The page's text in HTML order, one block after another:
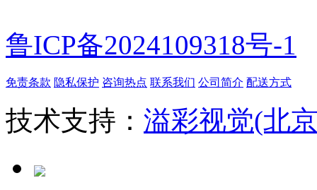
鲁ICP备2024109318号-1
免责条款 隐私保护 咨询热点 联系我们 公司简介 配送方式
技术支持： 溢彩视觉(北